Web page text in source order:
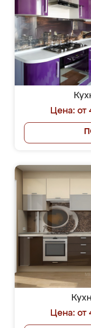
Цена: от
Цена: от